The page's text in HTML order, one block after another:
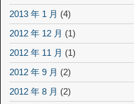
2013 年 1 月 (4)
2012 年 12 月 (1)
2012 年 11 月 (1)
2012 年 9 月 (2)
2012 年 8 月 (2)